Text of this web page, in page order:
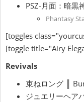
PSZ-月面：暗黒
Phantasy
[toggles
[toggle title="Airy
Revivals
束ねロング ║
ジュエリーヘア